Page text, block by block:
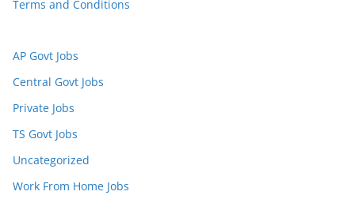
Terms and Conditions
AP Govt Jobs
Central Govt Jobs
Private Jobs
TS Govt Jobs
Uncategorized
Work From Home Jobs